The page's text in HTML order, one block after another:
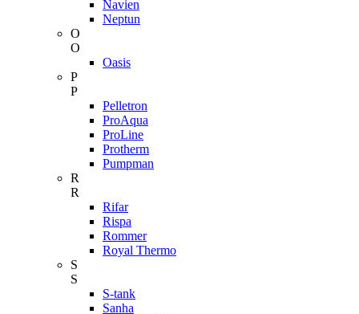
Navien
Neptun
O
O
Oasis
P
P
Pelletron
ProAqua
ProLine
Protherm
Pumpman
R
R
Rifar
Rispa
Rommer
Royal Thermo
S
S
S-tank
Sanha